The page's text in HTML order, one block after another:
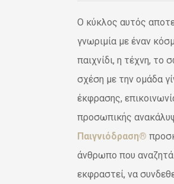
Ο κύκλος αυτός
γνωριμία με έναν
παιχνίδι, η τέχνη, το
σχέση με την ομάδα
έκφρασης,
προσωπικής
Παιγνιόδραση®
άνθρωπο που
εκφραστεί, να